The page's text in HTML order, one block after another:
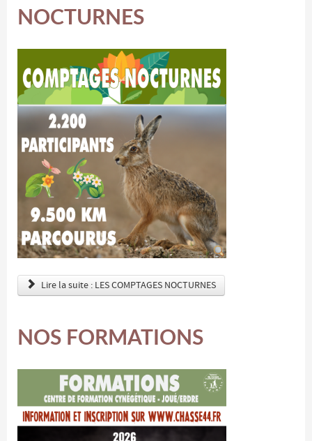
NOCTURNES
Lire la suite : LES COMPTAGES NOCTURNES
NOS FORMATIONS